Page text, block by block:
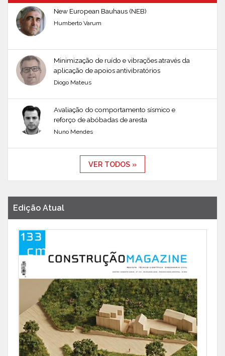
New European Bauhaus (NEB)
Humberto Varum
Minimização de ruído e vibrações através da
aplicação de apoios antivibratórios
Diogo Mateus
Avaliação do comportamento sísmico e
reforço de abóbadas de aresta
Nuno Mendes
VER TODOS »
Edição Atual